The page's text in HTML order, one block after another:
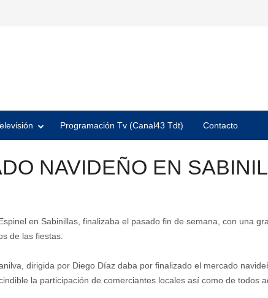
Programación Tv (Canal43 Tdt) Contacto
NAVIDEÑO EN
en Sabinillas, finalizaba el pasado fin de semana, con una
de las fiestas.
dirigida por Diego Díaz daba por finalizado el mercado
la participación de comerciantes locales así como de todos